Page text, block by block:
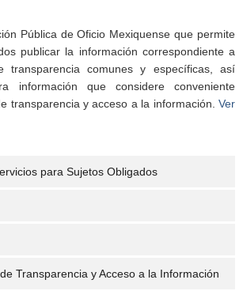
Pública de Oficio Mexiquense que permite
publicar la información correspondiente a
transparencia comunes y específicas, así
información que considere conveniente
transparencia y acceso a la información. Ver
para Sujetos Obligados
Transparencia y Acceso a la Información